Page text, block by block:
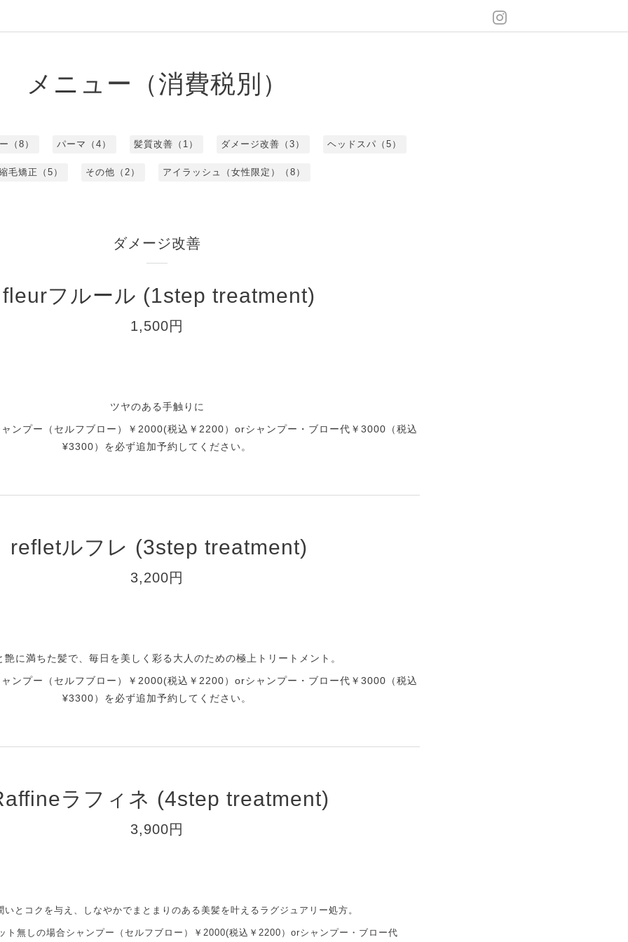
メニュー（消費税別）
（8） パーマ（4） 髪質改善（1） ダメージ改善（3） ヘッドスパ（5）
毛矯正（5） その他（2） アイラッシュ（女性限定）（8）
ダメージ改善
fleurフルール (1step treatment)
1,500円
ツヤのある手触りに
ンプー（セルフブロー）￥2000(税込￥2200）orシャンプー・ブロー代￥3000（税込
¥3300）を必ず追加予約してください。
refletルフレ (3step treatment)
3,200円
艶に満ちた髪で、毎日を美しく彩る大人のための極上トリートメント。
ンプー（セルフブロー）￥2000(税込￥2200）orシャンプー・ブロー代￥3000（税込
¥3300）を必ず追加予約してください。
ラフィネ (4step treatment)
3,900円
いとコクを与え、しなやかでまとまりのある美髪を叶えるラグジュアリー処方。
ト無しの場合シャンプー（セルフブロー）￥2000(税込￥2200）orシャンプー・ブロー代